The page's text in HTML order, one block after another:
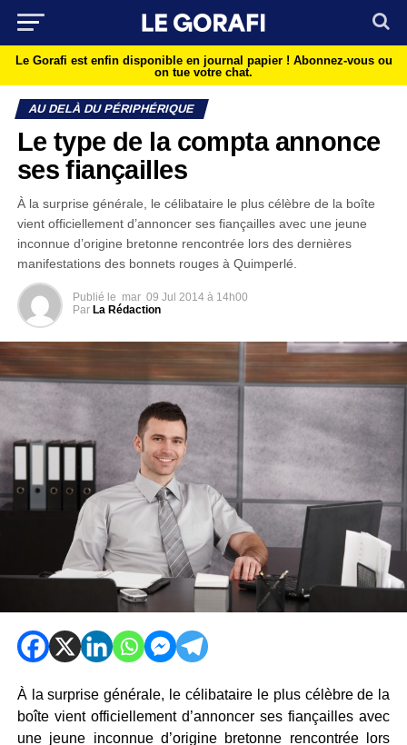
Le Gorafi est enfin disponible en journal papier ! Abonnez-vous ou
on tue votre chat.
AU DELÀ DU PÉRIPHÉRIQUE
Le type de la compta annonce
ses fiançailles
À la surprise générale, le célibataire le plus célèbre de la boîte
vient officiellement d’annoncer ses fiançailles avec une jeune
inconnue d’origine bretonne rencontrée lors des dernières
manifestations des bonnets rouges à Quimperlé.
Publié le mar 09 Jul 2014 à 14h00
Par La Rédaction
À la surprise générale, le célibataire le plus célèbre de la
boîte vient officiellement d’annoncer ses fiançailles avec
une jeune inconnue d’origine bretonne rencontrée lors